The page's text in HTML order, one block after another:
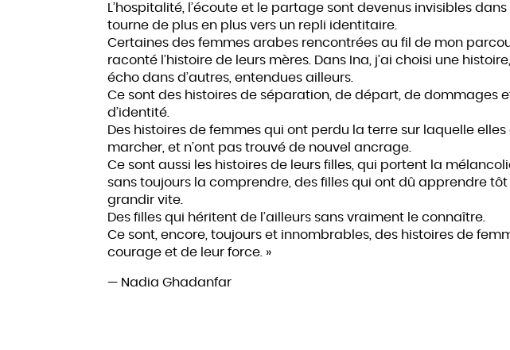
L’hospitalité, l’écoute et le partage sont devenus invisibles
tourne de plus en plus vers un repli identitaire.
Certaines des femmes arabes rencontrées au fil de mon
raconté l’histoire de leurs mères. Dans Ina, j’ai choisi une
écho dans d’autres, entendues ailleurs.
Ce sont des histoires de séparation, de départ, de dommages
d’identité.
Des histoires de femmes qui ont perdu la terre sur laquelle
marcher, et n’ont pas trouvé de nouvel ancrage.
Ce sont aussi les histoires de leurs filles, qui portent la
sans toujours la comprendre, des filles qui ont dû apprendre
grandir vite.
Des filles qui héritent de l’ailleurs sans vraiment le connaître.
Ce sont, encore, toujours et innombrables, des histoires de
courage et de leur force. »
— Nadia Ghadanfar